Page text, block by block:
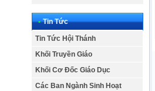
• Tin Tức
Tin Tức Hội Thánh
Khối Truyền Giáo
Khối Cơ Đốc Giáo Dục
Các Ban Ngành Sinh Hoạt